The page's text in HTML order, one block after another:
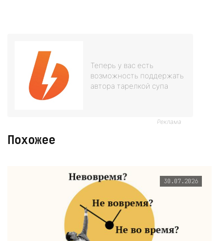
Теперь у вас есть
возможность поддержать
автора тарелкой супа
Реклама
Похожее
30.07.2026